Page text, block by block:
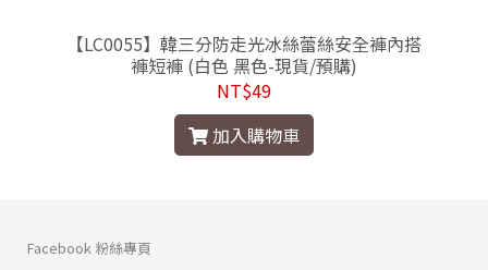
【LC0055】韓三分防走光冰絲蕾絲安全褲內搭
褲短褲 (白色 黑色-現貨/預購)
NT$49
加入購物車
Facebook 粉絲專頁